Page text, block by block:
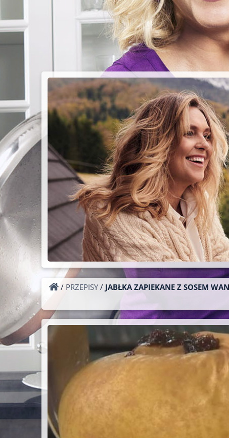
Przepisy
/ PRZEPISY / JABŁKA ZAPIEKANE Z SOSEM